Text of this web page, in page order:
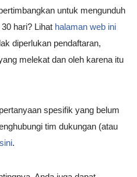
untuk mengunduh
hari? Lihat halaman web ini
diperlukan pendaftaran,
melekat dan oleh karena itu
spesifik yang belum
tim dukungan (atau
.